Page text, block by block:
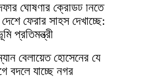
ঘোষণার ক্রেডিট নিতে
ফেরার সাহস দেখাচ্ছে:
প্রতিমন্ত্রী
বেলায়েত হোসেনের যে
বদলে যাচ্ছে নগর